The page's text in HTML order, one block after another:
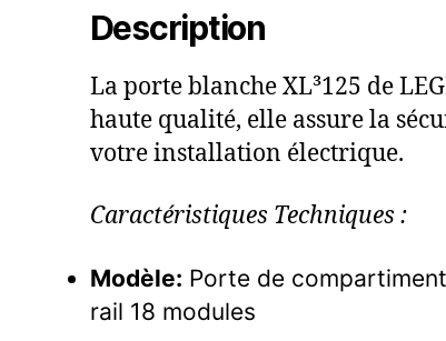
Description
La porte blanche XL³125 de
haute qualité, elle assure la
votre installation électrique.
Caractéristiques Techniques :
Modèle: Porte de
rail 18 modules